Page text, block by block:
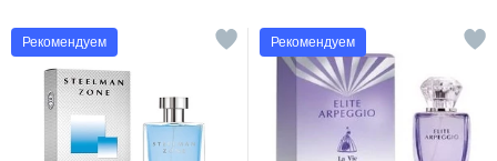
Рекомендуем Рекомендуем